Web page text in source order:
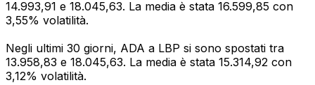
14.993,91 e 18.045,63. La media è stata 16.599,85 con
3,55% volatilità.
Negli ultimi 30 giorni, ADA a LBP si sono spostati tra
13.958,83 e 18.045,63. La media è stata 15.314,92 con
3,12% volatilità.